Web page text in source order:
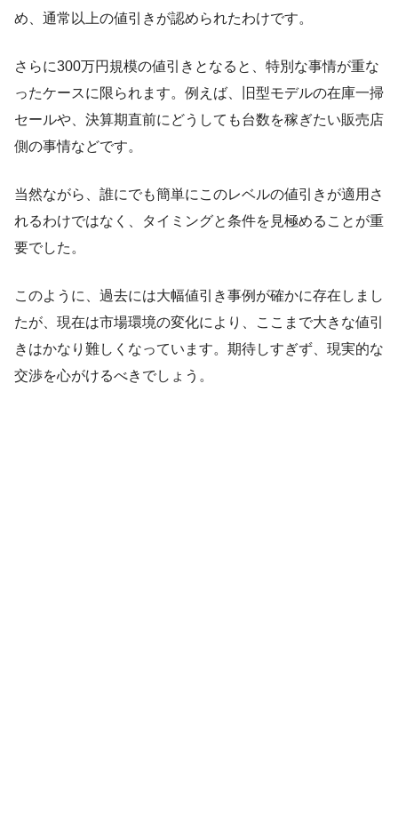
め、通常以上の値引きが認められたわけです。
さらに300万円規模の値引きとなると、特別な事情が重な
ったケースに限られます。例えば、旧型モデルの在庫一掃
セールや、決算期直前にどうしても台数を稼ぎたい販売店
側の事情などです。
当然ながら、誰にでも簡単にこのレベルの値引きが適用さ
れるわけではなく、タイミングと条件を見極めることが重
要でした。
このように、過去には大幅値引き事例が確かに存在しまし
たが、現在は市場環境の変化により、ここまで大きな値引
きはかなり難しくなっています。期待しすぎず、現実的な
交渉を心がけるべきでしょう。